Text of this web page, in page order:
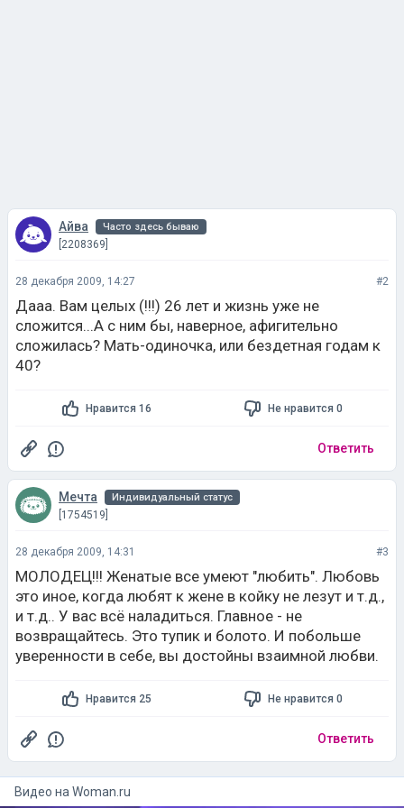
Айва Часто здесь бываю
[2208369]
28 декабря 2009, 14:27 #2
Дааа. Вам целых (!!!) 26 лет и жизнь уже не
сложится...А с ним бы, наверное, афигительно
сложилась? Мать-одиночка, или бездетная годам к
40?
Нравится 16 Не нравится 0
Ответить
Мечта Индивидуальный статус
[1754519]
28 декабря 2009, 14:31 #3
МОЛОДЕЦ!!! Женатые все умеют "любить". Любовь
это иное, когда любят к жене в койку не лезут и т.д.,
и т.д.. У вас всё наладиться. Главное - не
возвращайтесь. Это тупик и болото. И побольше
уверенности в себе, вы достойны взаимной любви.
Нравится 25 Не нравится 0
Ответить
Видео на woman.ru